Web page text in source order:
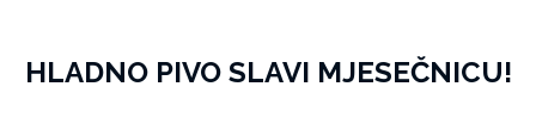
HLADNO PIVO SLAVI MJESEČNICU!